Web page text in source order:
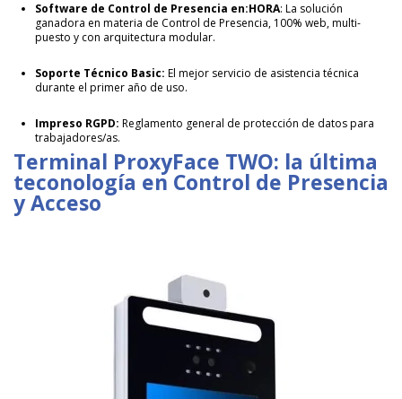
Software de Control de Presencia en:HORA: La solución
ganadora en materia de Control de Presencia, 100% web, multi-
puesto y con arquitectura modular.
Soporte Técnico Basic: El mejor servicio de asistencia técnica
durante el primer año de uso.
Impreso RGPD: Reglamento general de protección de datos para
trabajadores/as.
Terminal ProxyFace TWO: la última
teconología en Control de Presencia
y Acceso